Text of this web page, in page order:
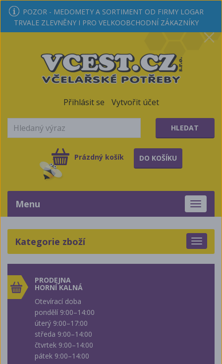
POZOR - MEDOMETY A SORTIMENT OD FIRMY LOGAR
TRVALE ZLEVNĚNY I PRO VELKOOBCHODNÍ ZÁKAZNÍKY
Přihlásit se Vytvořit účet
HLEDAT
Prázdný košík DO KOŠÍKU
Toggle
Menu
Toggle
Kategorie zboží
PRODEJNA
HORNÍ KALNÁ
Otevírací doba
pondělí 9:00–14:00
úterý 9:00–17:00
středa 9:00–14:00
čtvrtek 9:00–14:00
pátek 9:00–14:00